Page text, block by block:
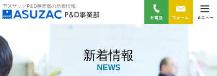
アスザックP&D事業部の新着情報
新着情報
NEWS